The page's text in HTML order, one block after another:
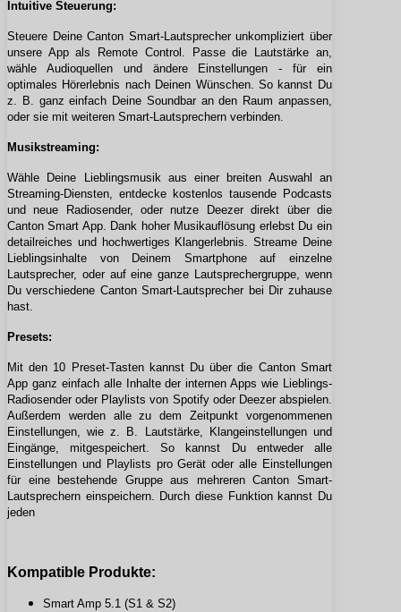
Intuitive Steuerung:
Steuere Deine Canton Smart-Lautsprecher unkompliziert über
unsere App als Remote Control. Passe die Lautstärke an,
wähle Audioquellen und ändere Einstellungen - für ein
optimales Hörerlebnis nach Deinen Wünschen. So kannst Du
z. B. ganz einfach Deine Soundbar an den Raum anpassen,
oder sie mit weiteren Smart-Lautsprechern verbinden.
Musikstreaming:
Wähle Deine Lieblingsmusik aus einer breiten Auswahl an
Streaming-Diensten, entdecke kostenlos tausende Podcasts
und neue Radiosender, oder nutze Deezer direkt über die
Canton Smart App. Dank hoher Musikauflösung erlebst Du ein
detailreiches und hochwertiges Klangerlebnis. Streame Deine
Lieblingsinhalte von Deinem Smartphone auf einzelne
Lautsprecher, oder auf eine ganze Lautsprechergruppe, wenn
Du verschiedene Canton Smart-Lautsprecher bei Dir zuhause
hast.
Presets:
Mit den 10 Preset-Tasten kannst Du über die Canton Smart
App ganz einfach alle Inhalte der internen Apps wie Lieblings-
Radiosender oder Playlists von Spotify oder Deezer abspielen.
Außerdem werden alle zu dem Zeitpunkt vorgenommenen
Einstellungen, wie z. B. Lautstärke, Klangeinstellungen und
Eingänge, mitgespeichert. So kannst Du entweder alle
Einstellungen und Playlists pro Gerät oder alle Einstellungen
für eine bestehende Gruppe aus mehreren Canton Smart-
Lautsprechern einspeichern. Durch diese Funktion kannst Du
jeden
Kompatible Produkte:
Smart Amp 5.1 (S1 & S2)